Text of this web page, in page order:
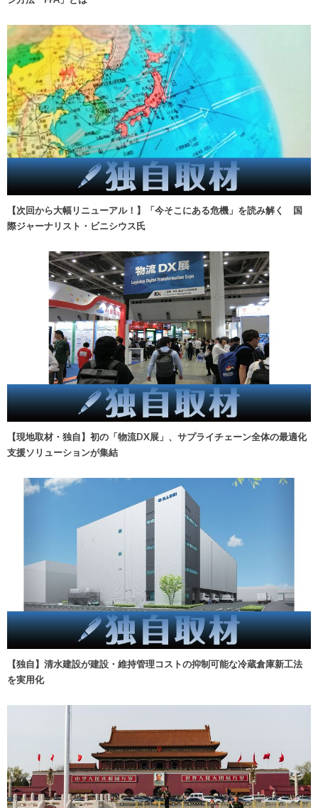
【次回から大幅リニューアル！】「今そこにある危機」を読み解く 国
際ジャーナリスト・ビニシウス氏
【現地取材・独自】初の「物流DX展」、サプライチェーン全体の最適化
支援ソリューションが集結
【独自】清水建設が建設・維持管理コストの抑制可能な冷蔵倉庫新工法
を実用化